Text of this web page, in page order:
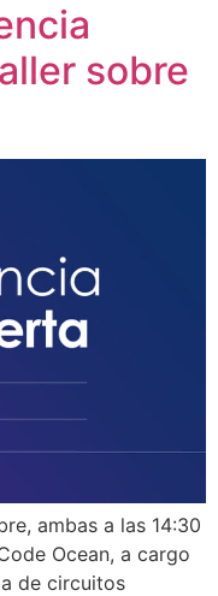
sobre
ambas a las 14:30
Ocean, a cargo
de circuitos